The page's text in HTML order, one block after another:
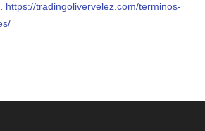
https://tradingolivervelez.com/terminos-